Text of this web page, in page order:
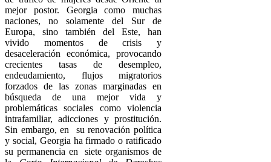
mejor postor. Georgia como muchas
naciones, no solamente del Sur de
Europa, sino también del Este, han
vivido momentos de crisis y
desaceleración económica, provocando
crecientes tasas de desempleo,
endeudamiento, flujos migratorios
forzados de las zonas marginadas en
búsqueda de una mejor vida y
problemáticas sociales como violencia
intrafamiliar, adicciones y prostitución.
Sin embargo, en su renovación política
y social, Georgia ha firmado o ratificado
su permanencia en siete organismos de